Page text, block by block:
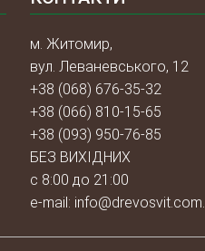
м. Житомир,
вул. Леваневського, 12
+38 (068) 676-35-32
+38 (066) 810-15-65
+38 (093) 950-76-85
БЕЗ ВИХІДНИХ
с 8:00 до 21:00
e-mail: